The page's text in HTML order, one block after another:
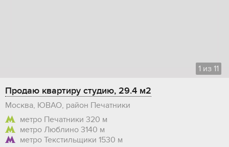
1 из 11
Продаю квартиру студию, 29.4 м2
Москва, ЮВАО, район Печатники
метро Печатники 320 м
метро Люблино 3140 м
метро Текстильщики 1530 м